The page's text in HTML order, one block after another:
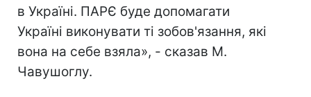
в Україні. ПАРЄ буде допомагати
Україні виконувати ті зобов'язання, які
вона на себе взяла», - сказав М.
Чавушоглу.